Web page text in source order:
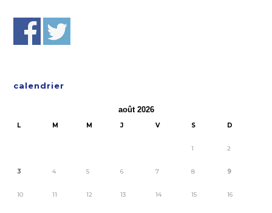
calendrier
août 2026
L M M J V S D
1 2
3 4 5 6 7 8 9
10 11 12 13 14 15 16